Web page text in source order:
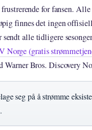
for fansen.
finnes det ingen offisiell
alle tidligere
Norge (gratis
Warner Bros. Discovery
seg på å strømme